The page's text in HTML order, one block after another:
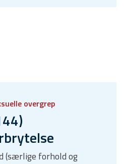
overgrep
(særlige forhold og